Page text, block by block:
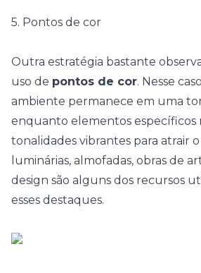
5. Pontos de cor
Outra estratégia bastante
uso de pontos de cor. Nesse
ambiente permanece em uma
enquanto elementos específicos
tonalidades vibrantes para atrair
luminárias, almofadas, obras de
design são alguns dos recursos
esses destaques.